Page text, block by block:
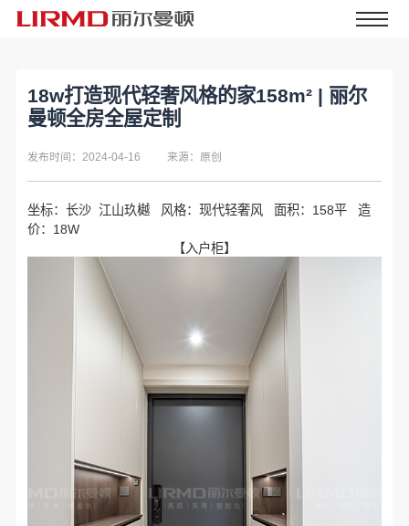
18w打造现代轻奢风格的家158m² | 丽尔
曼顿全房全屋定制
发布时间：2024-04-16 来源：原创
坐标：长沙 江山玖樾 风格：现代轻奢风 面积：158平 造
价：18W
【入户柜】